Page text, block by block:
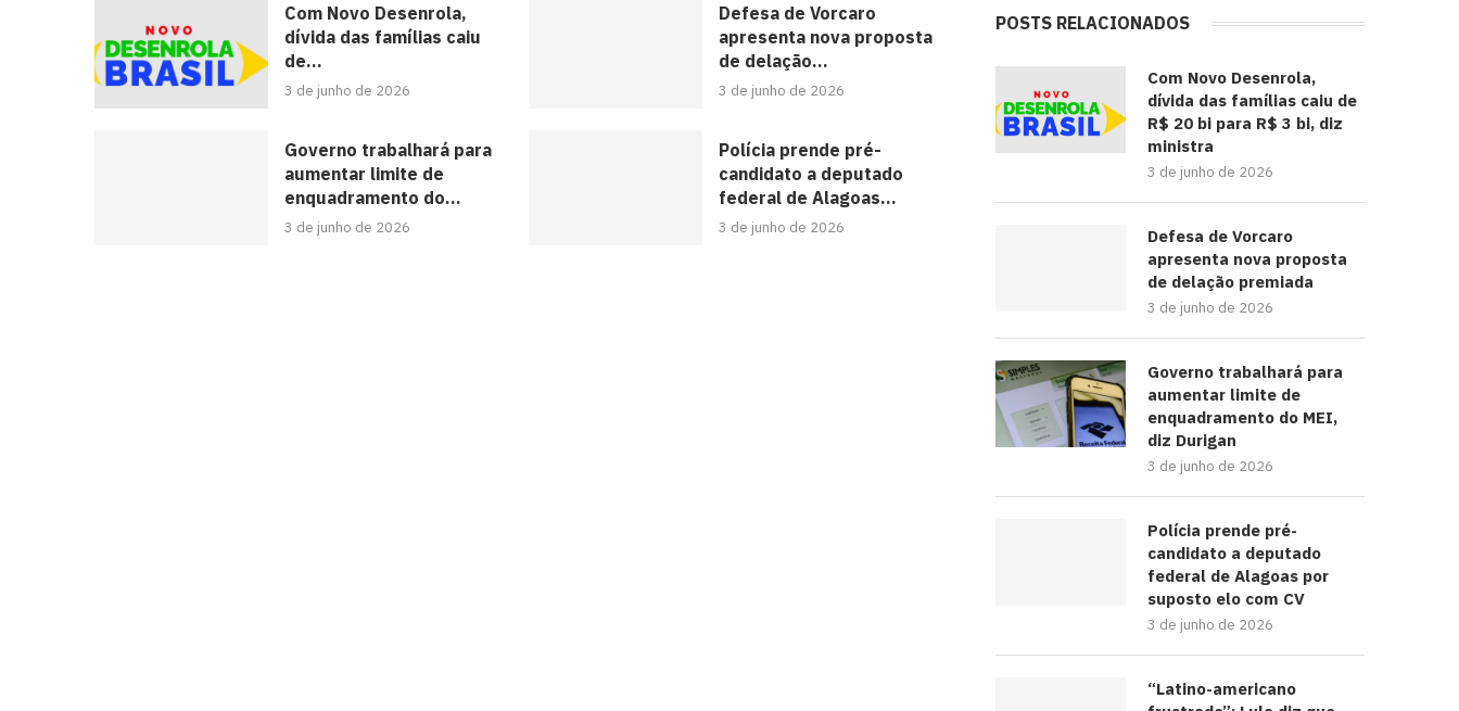
Com Novo Desenrola,
dívida das famílias caiu
de...
3 de junho de 2026
Defesa de Vorcaro
apresenta nova proposta
de delação...
3 de junho de 2026
Governo trabalhará para
aumentar limite de
enquadramento do...
3 de junho de 2026
Polícia prende pré-
candidato a deputado
federal de Alagoas...
3 de junho de 2026
POSTS RELACIONADOS
Com Novo Desenrola,
dívida das famílias caiu de
R$ 20 bi para R$ 3 bi, diz
ministra
3 de junho de 2026
Defesa de Vorcaro
apresenta nova proposta
de delação premiada
3 de junho de 2026
Governo trabalhará para
aumentar limite de
enquadramento do MEI,
diz Durigan
3 de junho de 2026
Polícia prende pré-
candidato a deputado
federal de Alagoas por
suposto elo com CV
3 de junho de 2026
“Latino-americano